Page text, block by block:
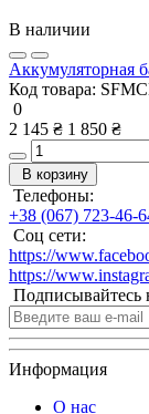
В наличии
Аккумуляторная
Код товара:
0
2 145 ₴ 1 850 ₴
В корзину
Телефоны:
+38 (067) 723-46-
Соц сети:
https://
https://
Подписывайтесь
Информация
О нас